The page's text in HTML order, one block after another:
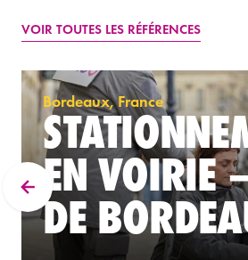
VOIR TOUTES LES RÉFÉRENCES
Bordeaux, France
EN VOIRIE
DE